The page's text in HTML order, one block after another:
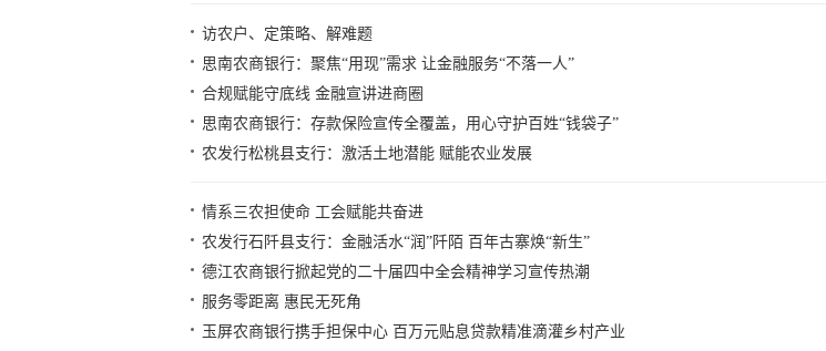
访农户、定策略、解难题
思南农商银行：聚焦“用现”需求 让金融服务“不落一人”
合规赋能守底线 金融宣讲进商圈
思南农商银行：存款保险宣传全覆盖，用心守护百姓“钱袋子”
农发行松桃县支行：激活土地潜能 赋能农业发展
情系三农担使命 工会赋能共奋进
农发行石阡县支行：金融活水“润”阡陌 百年古寨焕“新生”
德江农商银行掀起党的二十届四中全会精神学习宣传热潮
服务零距离 惠民无死角
玉屏农商银行携手担保中心 百万元贴息贷款精准滴灌乡村产业